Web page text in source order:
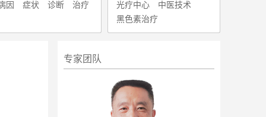
因 症状 诊断 治疗 光疗中心
中医技术
黑色素治疗
专家团队